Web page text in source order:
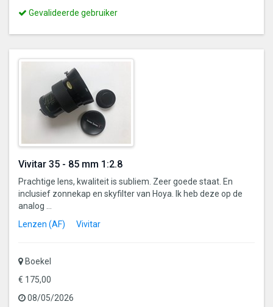
Dit
een
gevalideerde
gebruiker
Gevalideerde gebruiker
Vivitar 35 - 85 mm 1:2.8
Prachtige lens, kwaliteit is subliem. Zeer goede staat. En
inclusief zonnekap en skyfilter van Hoya. Ik heb deze op de
analog ...
Lenzen (AF)
Vivitar
Boekel
€ 175,00
08/05/2026